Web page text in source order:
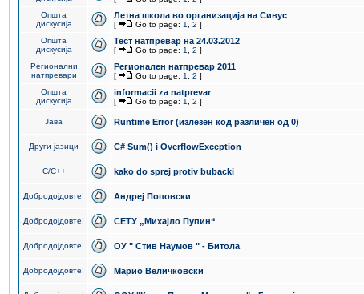
Општа
дискусија
Летна школа во организација на Сивус
[ Go to page: 1 2 ]
Општа
дискусија
Тест натпревар на 24.03.2012
[ Go to page: 1 2 ]
Регионални
натпревари
Регионален натпревар 2011
[ Go to page: 1 2 ]
Општа
дискусија
informacii za natprevar
[ Go to page: 1 2 ]
Јава Runtime Error (излезен код различен од 0)
Други јазици C# Sum() i OverflowException
C/C++ kako do sprej protiv bubacki
Добродојдовте! Андреј Поповски
Добродојдовте! СЕТУ „Михајло Пупин“
Добродојдовте! ОУ " Стив Наумов " - Битола
Добродојдовте! Марио Величковски